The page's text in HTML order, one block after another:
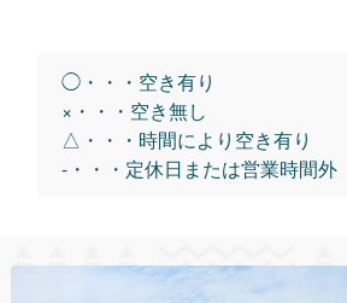
◯・・・空き有り
×・・・空き無し
△・・・時間により空き有り
-・・・定休日または営業時間外